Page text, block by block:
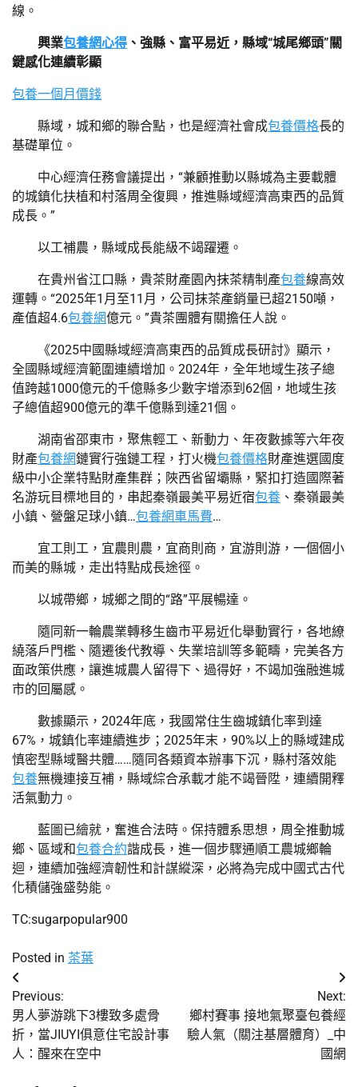
線。
興業包養網心得 、強縣、富平易近，縣域“城尾鄉頭”關
鍵感化連續彰顯
包養一個月價錢
縣域，城和鄉的聯合點，也是經濟社會成包養價格長的
基礎單位。
中心經濟任務會議提出，“兼顧推動以縣城為主要載體
的城鎮化扶植和村落周全復興，推進縣域經濟高東西的品質
成長。”
以工補農，縣域成長能級不竭躍遷。
在貴州省江口縣，貴茶財產園內抹茶精制產包養線高效
運轉。“2025年1月至11月，公司抹茶產銷量已超2150噸，
產值超4.6包養網億元。”貴茶團體有關擔任人說。
《2025中國縣域經濟高東西的品質成長研討》顯示，
全國縣域經濟範圍連續增加。2024年，全年地域生孩子總
值跨越1000億元的千億縣多少數字增添到62個，地域生孩
子總值超900億元的準千億縣到達21個。
湖南省邵東市，聚焦輕工、新動力、年夜數據等六年夜
財產包養網鏈實行強鏈工程，打火機包養價格財產進選國度
級中小企業特點財產集群；陜西省留壩縣，緊扣打造國際著
名游玩目標地目的，串起秦嶺最美平易近宿包養 、秦嶺最美
小鎮、營盤足球小鎮…包養網車馬費…
宜工則工，宜農則農，宜商則商，宜游則游，一個個小
而美的縣城，走出特點成長途徑。
以城帶鄉，城鄉之間的“路”平展暢達。
隨同新一輪農業轉移生齒市平易近化舉動實行，各地繚
繞落戶門檻、隨遷後代教導、失業培訓等多範疇，完美各方
面政策供應，讓進城農人留得下、過得好，不竭加強融進城
市的回屬感。
數據顯示，2024年底，我國常住生齒城鎮化率到達
67%，城鎮化率連續進步；2025年末，90%以上的縣域建成
慎密型縣域醫共體……隨同各類資本辦事下沉，縣村落效能
包養無機連接互補，縣域綜合承載才能不竭晉陞，連續開釋
活氣動力。
藍圖已繪就，奮進合法時。保持體系思想，周全推動城
鄉、區域和包養合約諧成長，進一個步驟通順工農城鄉輪
迴，連續加強經濟韌性和計謀縱深，必將為完成中國式古代
化積儲強盛勢能。
TC:sugarpopular900
Posted in 茶葉
文
章
導
Previous:
男人夢游跳下3樓致多處骨
折，當JIUYI俱意住宅設計事
人：醒來在空中
Next:
鄉村賽事 接地氣聚臺包養經
驗人氣（關注基層體育）_中
國網